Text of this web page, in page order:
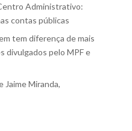
Administrativo:
contas públicas
tem diferença de mais
divulgados pelo MPF e
Jaime Miranda,